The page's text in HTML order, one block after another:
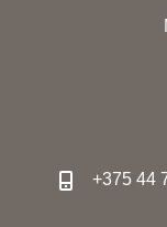
+375 44